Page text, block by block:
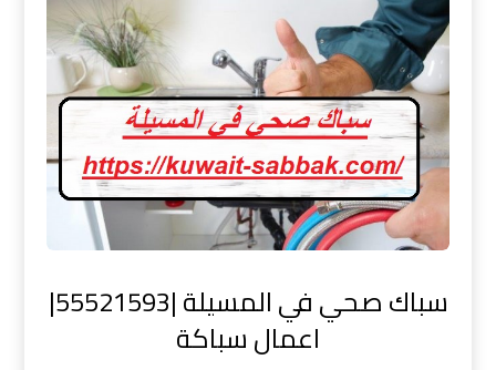
سباك صحي في المسيلة |55521593|
اعمال سباكة